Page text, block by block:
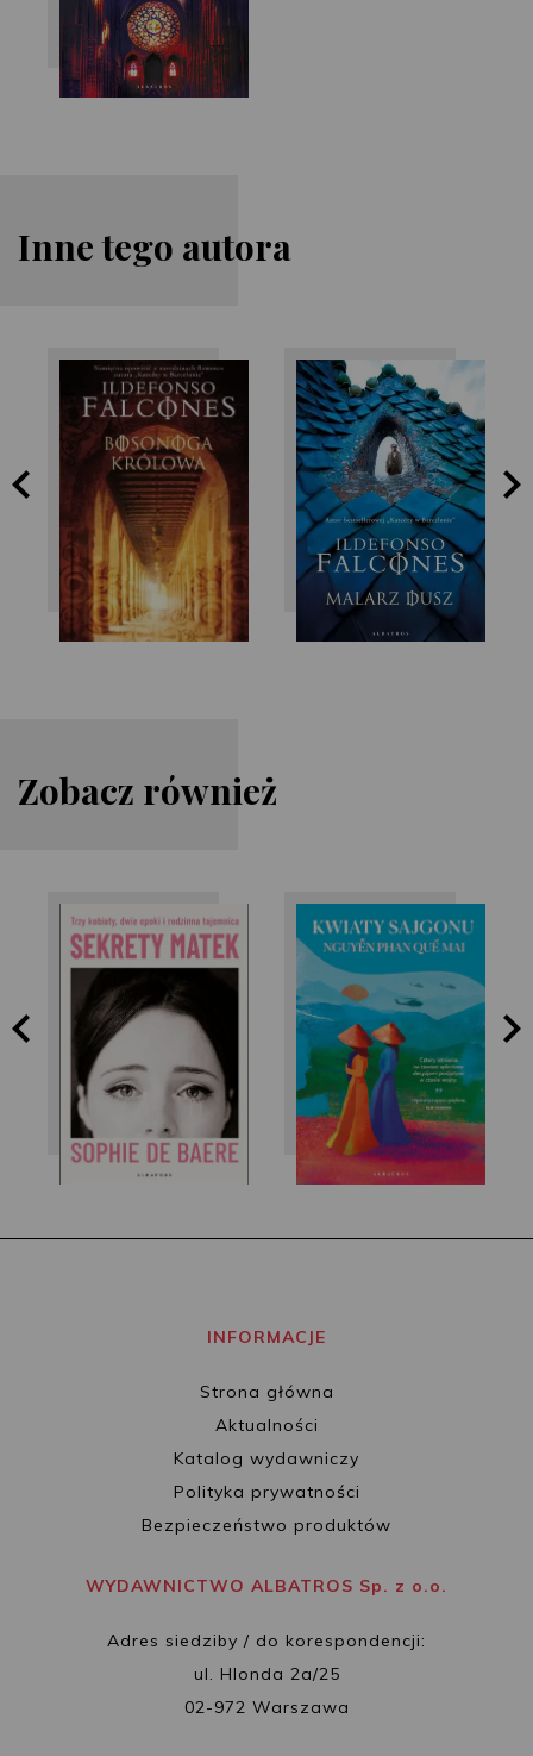
Inne tego autora
Ildefonso
Falcones
Ildefonso
Falcones
Zobacz również
Sophie de Baere
Nguyễn Phan Quế
Mai
INFORMACJE
Strona główna
Aktualności
Katalog wydawniczy
Polityka prywatności
Bezpieczeństwo produktów
WYDAWNICTWO ALBATROS Sp. z o.o.
Adres siedziby / do korespondencji:
ul. Hlonda 2a/25
02-972 Warszawa